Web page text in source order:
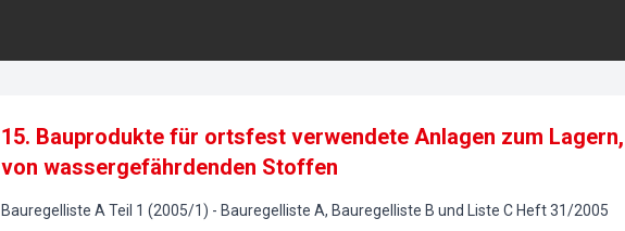
15. Bauprodukte für ortsfest verwendete Anlagen zum
von wassergefährdenden Stoffen
Bauregelliste A Teil 1 (2005/1) - Bauregelliste A, Bauregelliste B und Liste C Heft31/2005